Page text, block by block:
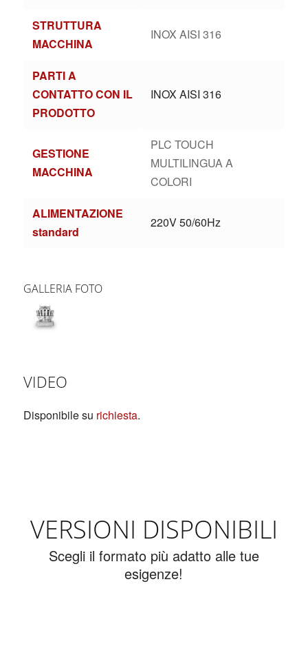
STRUTTURA
MACCHINA
INOX AISI 316
PARTI A
CONTATTO CON IL
PRODOTTO
INOX AISI 316
GESTIONE
MACCHINA
PLC TOUCH
MULTILINGUA A
COLORI
ALIMENTAZIONE
standard
220V 50/60Hz
GALLERIA FOTO
VIDEO
Disponibile su richiesta.
VERSIONI DISPONIBILI
Scegli il formato più adatto alle tue
esigenze!